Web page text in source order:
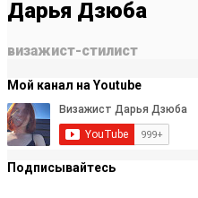
Дарья Дзюба
визажист-стилист
Мой канал на Youtube
Подписывайтесь